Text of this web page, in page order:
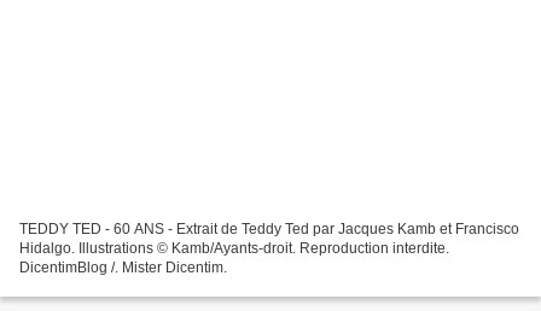
TEDDY TED - 60 ANS - Extrait de Teddy Ted par Jacques Kamb et Francisco
Hidalgo. Illustrations © Kamb/Ayants-droit. Reproduction interdite.
DicentimBlog /. Mister Dicentim.